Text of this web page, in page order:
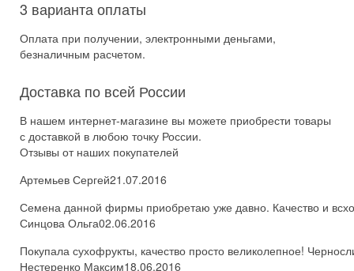
3 варианта оплаты
Оплата при получении, электронными деньгами,
безналичным расчетом.
Доставка по всей России
В нашем интернет-магазине вы можете приобрести товары
с доставкой в любою точку России.
Отзывы от наших покупателей
Артемьев Сергей21.07.2016
Семена данной фирмы приобретаю уже давно. Качество и
Синцова Ольга02.06.2016
Покупала сухофрукты, качество просто великолепное!
Нестеренко Максим18.06.2016